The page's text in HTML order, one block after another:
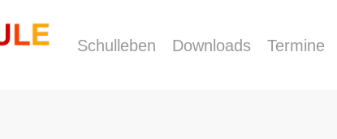
Schulleben Downloads Termine